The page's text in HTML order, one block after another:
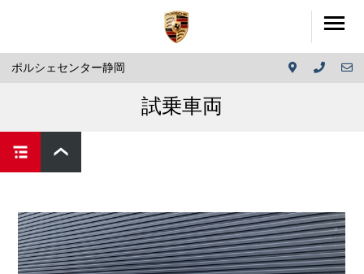
ポルシェセンター静岡
試乗車両